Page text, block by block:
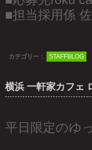
■担当採用係
カテゴリー： STAFFBLOG
横浜 一軒家カフェ
平日限定のゆ